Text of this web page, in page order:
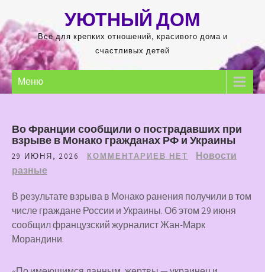
содержимому
УЮТНЫЙ ДОМ
Всё для крепких отношений, красивого дома и
счастливых детей
Меню
Во Франции сообщили о пострадавших при
взрыве в Монако гражданах РФ и Украины
29 ИЮНЯ, 2026 КОММЕНТАРИЕВ НЕТ
Новости
разные
В результате взрыва в Монако ранения получили в том
числе граждане России и Украины. Об этом 29 июня
сообщил французский журналист Жан-Марк
Морандини.